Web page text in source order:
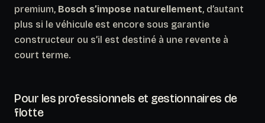
premium, Bosch s’impose naturellement, d’autant
plus si le véhicule est encore sous garantie
constructeur ou s’il est destiné à une revente à
court terme.
Pour les professionnels et gestionnaires de
flotte